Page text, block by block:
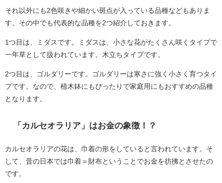
それ以外にも2色咲きや細かい斑点が入っている品種などもありま
す。その中でも代表的な品種を2つ紹介しておきます。
1つ目は、ミダスです。ミダスは、小さな花がたくさん咲くタイプで
一年草として扱われています。木立ちタイプです。
2つ目は、ゴルダリーです。ゴルダリーは寒さに強く小さく育つタイ
プです。なので、植木鉢にもぴったりで家庭用にもおすすめの品種
となります。
「カルセオラリア」はお金の象徴！？
カルセオラリアの花は、巾着の形をしていると言われています。そ
して、昔の日本では巾着＝財布ということでお金を彷彿とさせたの
です。